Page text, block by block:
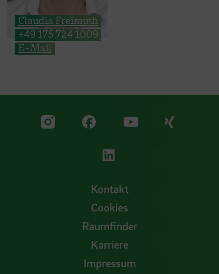
Claudia Freimuth
+49 175 724 1009
E-Mail
Zu unserer Facebook
Zu
Zu unserer
Kontakt
Cookies
Raumfinder
Karriere
Impressum